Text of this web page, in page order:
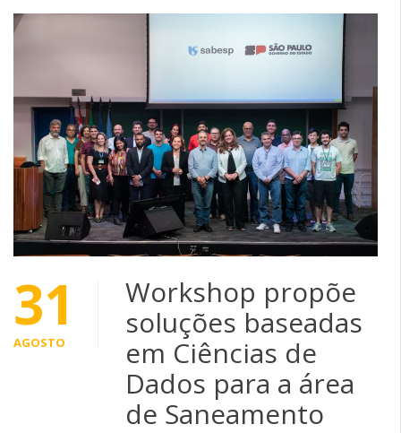
31
AGOSTO
Workshop propõe
soluções baseadas
em Ciências de
Dados para a área
de Saneamento